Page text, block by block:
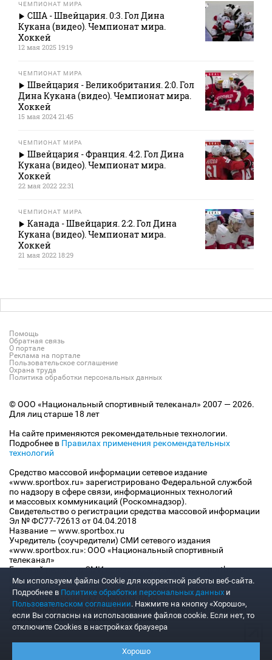
ЧЕМПИОНАТ МИРА
США - Швейцария. 0:3. Гол Дина
Кукана (видео). Чемпионат мира.
Хоккей
12 мая 2025 19:19
ЧЕМПИОНАТ МИРА
Швейцария - Великобритания. 2:0. Гол
Дина Кукана (видео). Чемпионат мира.
Хоккей
15 мая 2024 21:45
ЧЕМПИОНАТ МИРА
Швейцария - Франция. 4:2. Гол Дина
Кукана (видео). Чемпионат мира.
Хоккей
22 мая 2022 22:31
ЧЕМПИОНАТ МИРА
Канада - Швейцария. 2:2. Гол Дина
Кукана (видео). Чемпионат мира.
Хоккей
21 мая 2022 18:29
Помощь
Обратная связь
О портале
Реклама на портале
Пользовательское соглашение
Охрана труда
Политика обработки персональных данных
© ООО «Национальный спортивный телеканал» 2007 — 2026.
Для лиц старше 18 лет
На сайте применяются рекомендательные технологии.
Подробнее в Правилах применения рекомендательных
технологий
Средство массовой информации сетевое издание
«www.sportbox.ru» зарегистрировано Федеральной службой
по надзору в сфере связи, информационных технологий
и массовых коммуникаций (Роскомнадзор).
Свидетельство о регистрации средства массовой информации
Эл № ФС77-72613 от 04.04.2018
Название — www.sportbox.ru
Учредитель (соучредители) СМИ сетевого издания
«www.sportbox.ru»: ООО «Национальный спортивный
телеканал»
Главный редактор СМИ сетевого издания «www.sportbox.ru»:
Конов В.А.
Номер телефона редакции СМИ сетевого издания
«www.sportbox.ru»: +7 (495) 653 8419
Адрес электронной почты редакции СМИ сетевого издания
«www.sportbox.ru»: editor@sportbox.ru
Мы используем файлы Сookie для корректной работы веб-сайта.
Подробнее в Политике обработки персональных данных и
Пользовательском соглашении. Нажмите на кнопку «Хорошо»,
если Вы согласны на использование файлов cookie. Если нет, то
отключите Cookies в настройках браузера
Хорошо